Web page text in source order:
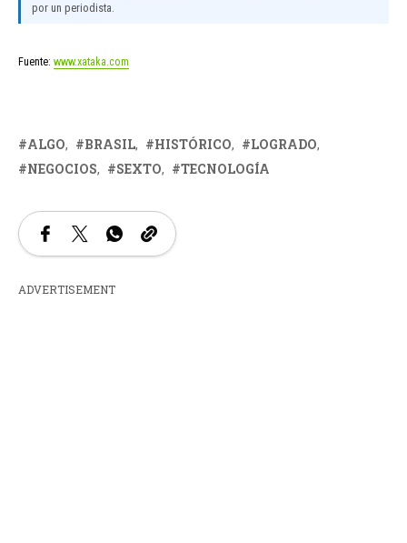
por un periodista.
Fuente: www.xataka.com
ALGO BRASIL HISTÓRICO
LOGRADO
NEGOCIOS
SEXTO TECNOLOGÍA
ADVERTISEMENT